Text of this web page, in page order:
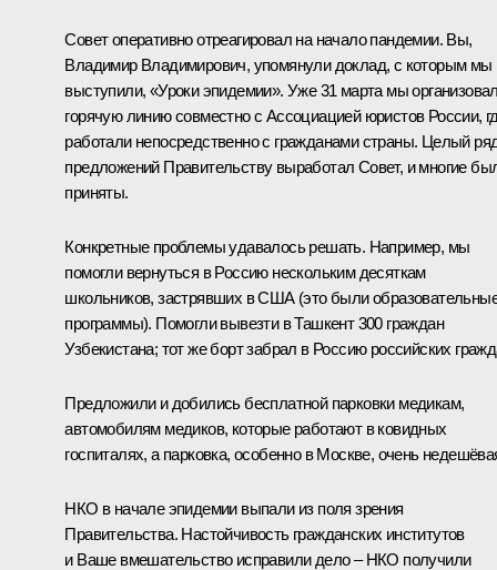
Совет оперативно отреагировал на начало пандемии. Вы,
Владимир Владимирович, упомянули доклад, с которым мы
выступили, «Уроки эпидемии». Уже 31 марта мы
горячую линию совместно с Ассоциацией юристов России,
работали непосредственно с гражданами страны. Целый
предложений Правительству выработал Совет, и многие
приняты.
Конкретные проблемы удавалось решать. Например, мы
помогли вернуться в Россию нескольким десяткам
школьников, застрявших в США (это были
программы). Помогли вывезти в Ташкент 300 граждан
Узбекистана; тот же борт забрал в Россию российских
Предложили и добились бесплатной парковки медикам,
автомобилям медиков, которые работают в ковидных
госпиталях, а парковка, особенно в Москве, очень
НКО в начале эпидемии выпали из поля зрения
Правительства. Настойчивость гражданских институтов
и Ваше вмешательство исправили дело – НКО получили